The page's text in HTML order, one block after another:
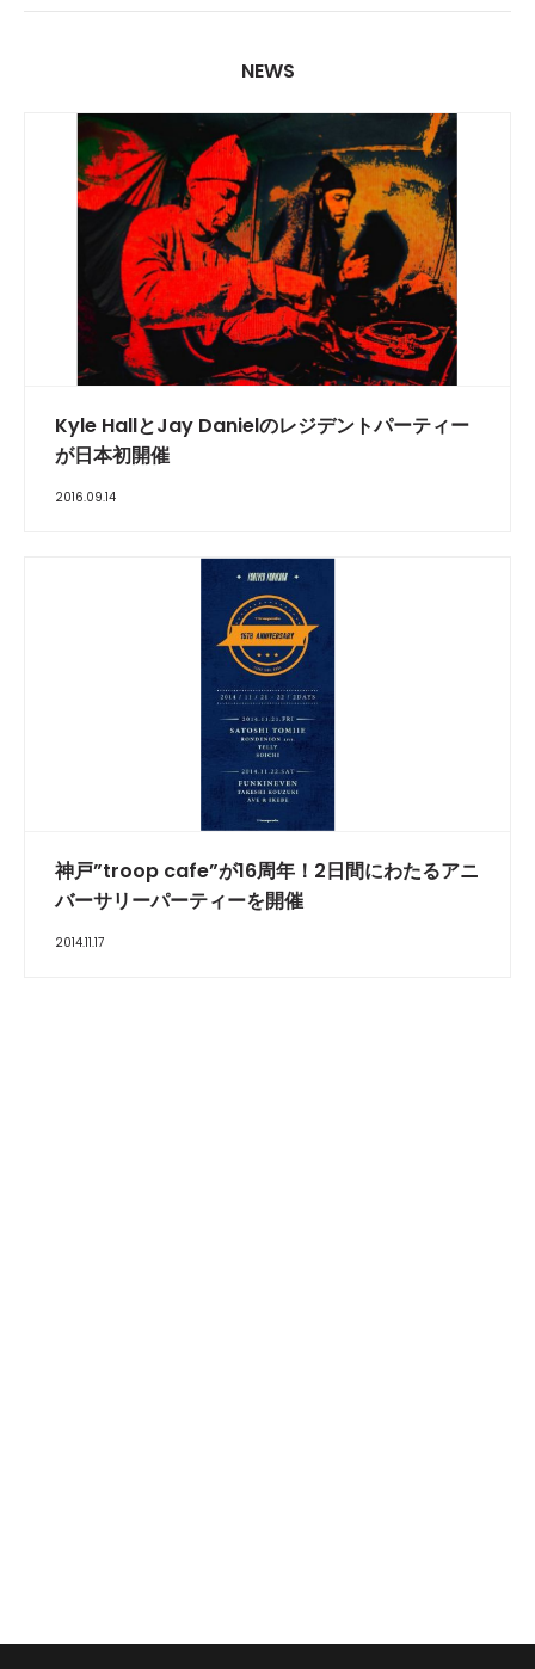
NEWS
Kyle HallとJay Danielのレジデントパーティー
が日本初開催
2016.09.14
神戸”troop cafe”が16周年！2日間にわたるアニ
バーサリーパーティーを開催
2014.11.17